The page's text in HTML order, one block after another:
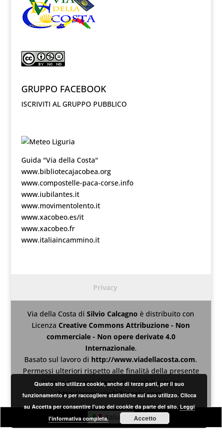
GRUPPO FACEBOOK
ISCRIVITI AL GRUPPO PUBBLICO
Guida "Via della Costa"
www.bibliotecajacobea.org
www.compostelle-paca-corse.info
www.iubilantes.it
www.movimentolento.it
www.xacobeo.es/it
www.xacobeo.fr
www.italiaincammino.it
Privacy
Via della Costa diSilvio Calcagnoè distribuito con
LicenzaCreative Commons Attribuzione - Non
commerciale - Non opere derivate 4.0
Internazionale.
Basato sul lavoro di http://www.viadellacosta.com.
Permessi ulteriori rispetto alle finalità della presente
licenza possono essere disponibili presso
http://www.viadellacosta.com.
Italiano
Questo sito utilizza cookie, anche di terze parti, per il suo
funzionamento e per raccogliere statistiche sul suo utilizzo. Clicca
su Accetta per consentire l'uso dei cookie da parte del sito.Leggi
l'informativa completa.
Accetto